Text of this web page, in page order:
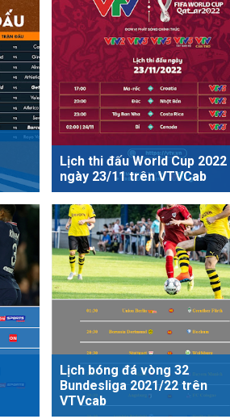
Lịch thi đấu World Cup 2022
ngày 23/11 trên VTVCab
Lịch bóng đá vòng 32
Bundesliga 2021/22 trên
VTVcab